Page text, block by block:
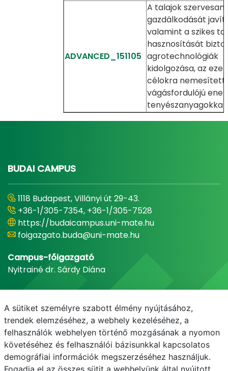
ADVANCED_151105
A talajok
gazdálkodását
valamint a szikes
hasznosítását
agrotechnológiák
kidolgozása, az
célokra nemesített
vágásfordulójú
tenyészanyagokkal
BUDAI CAMPUS
1118 Budapest, Villányi út 29-43.
+36-1/305-7354, +36-1/305-7528
https://budaicampus.uni-mate.hu
foigazgato.buda@uni-mate.hu
Campus-főigazgató
Nyitrainé dr. Sárdy Diána
A sütiket személyre szabott élmény nyújtásához,
trendek elemzéséhez, a webhely kezeléséhez, a
felhasználók webhelyen történő mozgásának a nyomon
követéséhez és felhasználói bázisunkkal kapcsolatos
demográfiai információk megszerzéséhez használjuk.
Fogadja el az összes sütit a webhelyünk által nyújtott